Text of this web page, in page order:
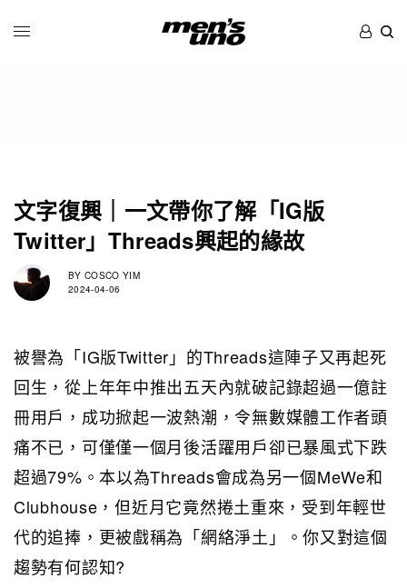
文字復興｜一文帶你了解「IG版
Twitter」Threads興起的緣故
BY COSCO YIM
2024-04-06
被譽為「IG版Twitter」的Threads這陣子又再起死
回生，從上年年中推出五天內就破記錄超過一億註
冊用戶，成功掀起一波熱潮，令無數媒體工作者頭
痛不已，可僅僅一個月後活躍用戶卻已暴風式下跌
超過79%。本以為Threads會成為另一個MeWe和
Clubhouse，但近月它竟然捲土重來，受到年輕世
代的追捧，更被戲稱為「網絡淨土」。你又對這個
趨勢有何認知?